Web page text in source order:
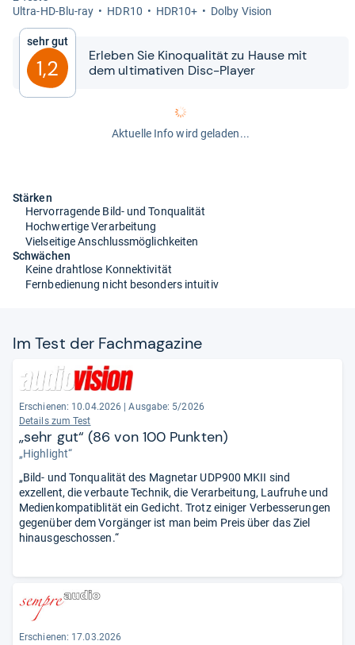
Ultra-​HD-​Blu-​ray
HDR10 HDR10+ Dolby Vision
Sehr gut
1,2
Erle­ben Sie Kino­qua­li­tät zu Hause mit
dem ulti­ma­ti­ven Disc-​​Player
Aktuelle Info wird geladen...
Stärken
Hervorragende Bild- und Tonqualität
Hochwertige Verarbeitung
Vielseitige Anschlussmöglichkeiten
Schwächen
Keine drahtlose Konnektivität
Fernbedienung nicht besonders intuitiv
Im Test der Fach­ma­ga­zine
Erschienen: 10.04.2026
Ausgabe: 5/2026
Details zum Test
„sehr gut“ (86 von 100 Punkten)
„Highlight“
„Bild- und Tonqualität des Magnetar UDP900 MKII sind
exzellent, die verbaute Technik, die Verarbeitung, Laufruhe und
Medienkompatiblität ein Gedicht. Trotz einiger Verbesserungen
gegenüber dem Vorgänger ist man beim Preis über das Ziel
hinausgeschossen.“
Erschienen: 17.03.2026